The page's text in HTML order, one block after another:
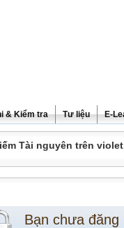
& Kiểm tra Tư liệu E-
Tài nguyên trên
Bạn chưa đăng